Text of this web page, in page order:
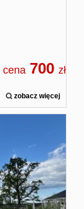
cena 700 zł
zobacz więcej